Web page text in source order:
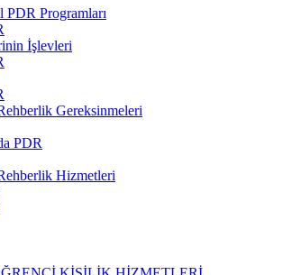
PDR Programları
İşlevleri
Gereksinmeleri
PDR
Hizmetleri